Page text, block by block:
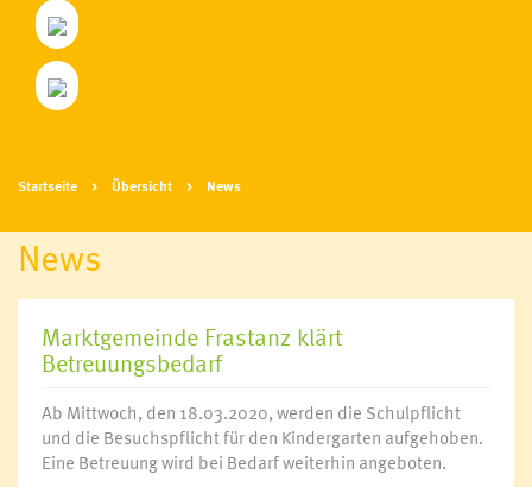
Startseite Übersicht News
News
Marktgemeinde Frastanz klärt
Betreuungsbedarf
Ab Mittwoch, den 18.03.2020, werden die Schulpflicht
und die Besuchspflicht für den Kindergarten aufgehoben.
Eine Betreuung wird bei Bedarf weiterhin angeboten.